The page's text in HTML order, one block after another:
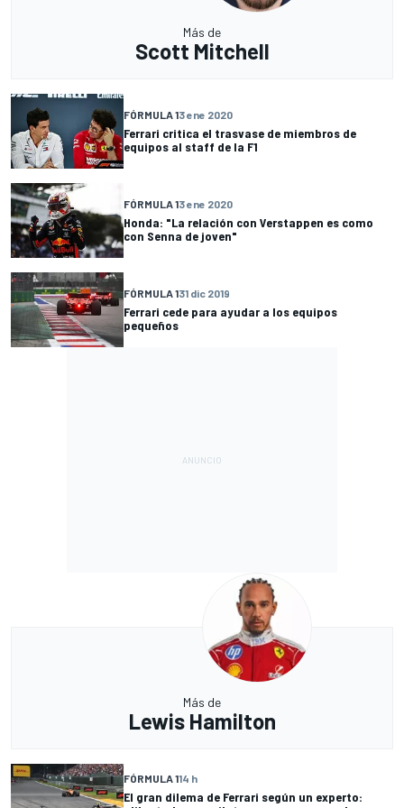
Más de
Scott Mitchell
FÓRMULA 13 ene 2020
Ferrari critica el trasvase de miembros de
equipos al staff de la F1
FÓRMULA 13 ene 2020
Honda: "La relación con Verstappen es como
con Senna de joven"
FÓRMULA 131 dic 2019
Ferrari cede para ayudar a los equipos
pequeños
Más de
Lewis Hamilton
FÓRMULA 114 h
El gran dilema de Ferrari según un experto: